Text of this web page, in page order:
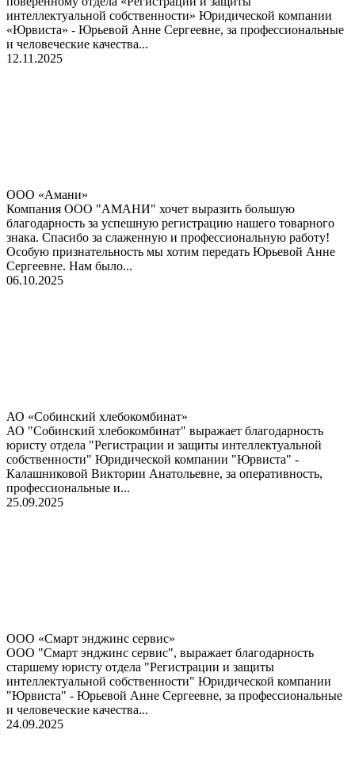
интеллектуальной собственности» Юридической компании
«Юрвиста» - Юрьевой Анне Сергеевне, за профессиональные
и человеческие качества...
12.11.2025
ООО «Амани»
Компания ООО "АМАНИ" хочет выразить большую
благодарность за успешную регистрацию нашего товарного
знака. Спасибо за слаженную и профессиональную работу!
Особую признательность мы хотим передать Юрьевой Анне
Сергеевне. Нам было...
06.10.2025
АО «Собинский хлебокомбинат»
АО "Собинский хлебокомбинат" выражает благодарность
юристу отдела "Регистрации и защиты интеллектуальной
собственности" Юридической компании "Юрвиста" -
Калашниковой Виктории Анатольевне, за оперативность,
профессиональные и...
25.09.2025
ООО «Смарт энджинс сервис»
ООО "Смарт энджинс сервис", выражает благодарность
старшему юристу отдела "Регистрации и защиты
интеллектуальной собственности" Юридической компании
"Юрвиста" - Юрьевой Анне Сергеевне, за профессиональные
и человеческие качества...
24.09.2025